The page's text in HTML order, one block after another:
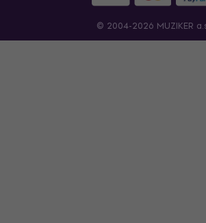
© 2004-2026 MUZIKER